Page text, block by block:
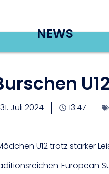
NEWS
31. Juli 2024 13:47
U12 trotz starker
European